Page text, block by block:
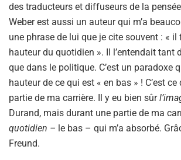
des traducteurs et diffuseurs de la
Weber est aussi un auteur qui m’a
une phrase de lui que je cite souvent : « il
hauteur du quotidien ». Il l’entendait tant
que dans le politique. C’est un paradoxe
hauteur de ce qui est « en bas » ! C’est
partie de ma carrière. Il y eu bien sûr
Durand, mais durant une partie de ma
quotidien – le bas – qui m’a absorbé.
Freund.